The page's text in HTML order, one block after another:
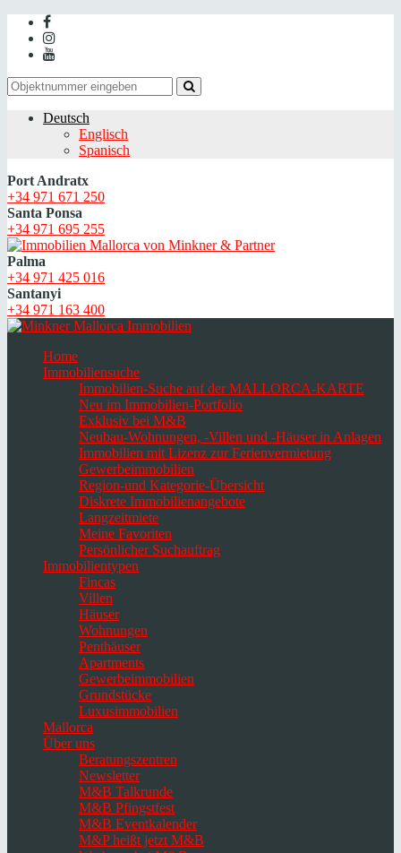
Deutsch
Englisch
Spanisch
Port Andratx
+34 971 671 250
Santa Ponsa
+34 971 695 255
Palma
+34 971 425 016
Santanyi
+34 971 163 400
Home
Immobiliensuche
Immobilien-Suche auf der MALLORCA-KARTE
Neu im Immobilien-Portfolio
Exklusiv bei M&B
Neubau-Wohnungen, -Villen und -Häuser in Anlagen
Immobilien mit Lizenz zur Ferienvermietung
Gewerbeimmobilien
Region-und Kategorie-Übersicht
Diskrete Immobilienangebote
Langzeitmiete
Meine Favoriten
Persönlicher Suchauftrag
Immobilientypen
Fincas
Villen
Häuser
Wohnungen
Penthäuser
Apartments
Gewerbeimmobilien
Grundstücke
Luxusimmobilien
Mallorca
Über uns
Beratungszentren
Newsletter
M&B Talkrunde
M&B Pfingstfest
M&B Eventkalender
M&P heißt jetzt M&B